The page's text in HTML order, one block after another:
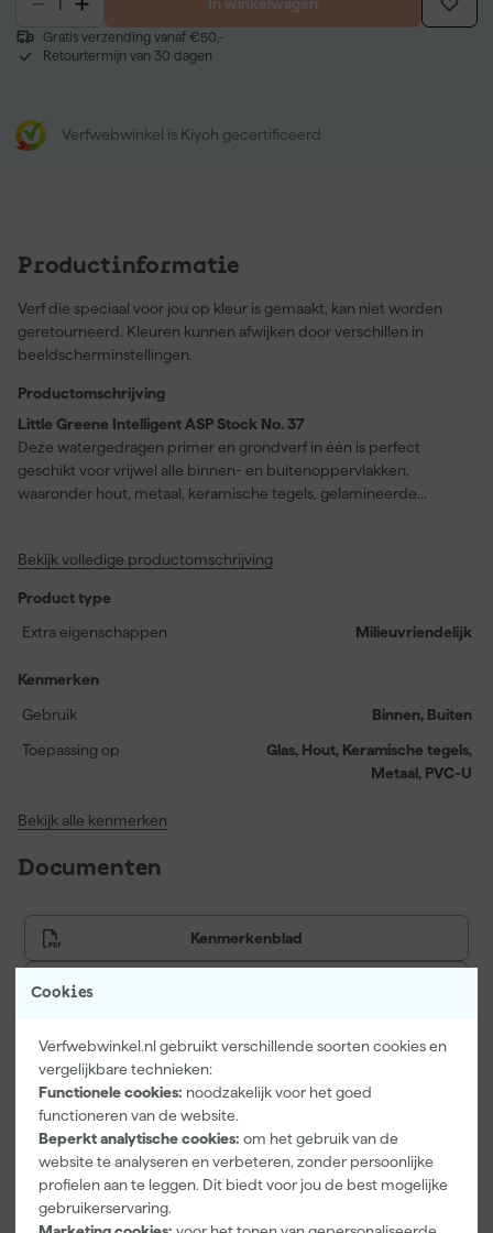
Cookies
Verfwebwinkel.nl gebruikt verschillende soorten cookies en
vergelijkbare technieken:
Functionele cookies: noodzakelijk voor het goed
functioneren van de website.
Beperkt analytische cookies: om het gebruik van de
website te analyseren en verbeteren, zonder persoonlijke
profielen aan te leggen. Dit biedt voor jou de best mogelijke
gebruikerservaring.
In winkelwagen
Gratis verzending vanaf €50,-
Retourtermijn van 30 dagen
Verfwebwinkel is Kiyoh gecertificeerd
Productinformatie
Verf die speciaal voor jou op kleur is gemaakt, kan niet worden
geretourneerd. Kleuren kunnen afwijken door verschillen in
beeldscherminstellingen.
Productomschrijving
Little Greene Intelligent ASP Stock No. 37
Deze watergedragen primer en grondverf in één is perfect
geschikt voor vrijwel alle binnen- en buitenoppervlakken,
waaronder hout, metaal, keramische tegels, gelamineerde
aan materialen en maakt het eenvoudig om verschillende
slechts twee uur werk je moeiteloos door, zelfs wanneer snelheid
essentieel is. Deze primer met een matte glans ondersteunt
circa 14 meter per liter, wat deze primer tot een praktische keuze
Bekijk volledige productomschrijving
Product type
Extra eigenschappen
Milieuvriendelijk
Kenmerken
Gebruik
Binnen, Buiten
Toepassing op
Glas, Hout, Keramische tegels,
Metaal, PVC-U
Bekijk alle kenmerken
Documenten
Kenmerkenblad
Vaak gekocht met